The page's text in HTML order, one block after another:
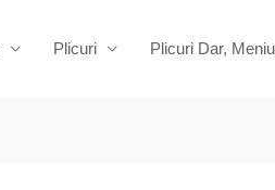
Plicuri Plicuri Dar,